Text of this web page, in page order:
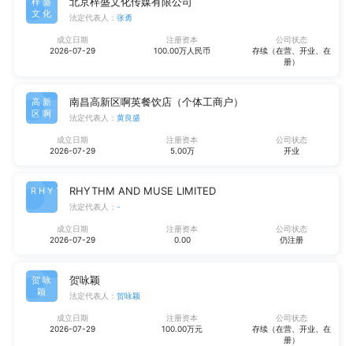
文化
法定代表人： 张勇
成立日期
2026-07-29
注册资本
100.00万人民币
公司状态
存续（在营、开业、在
册）
高新
区啊
南昌高新区啊英餐饮店（个体工商户）
法定代表人： 黄良盛
成立日期
2026-07-29
注册资本
5.00万
公司状态
开业
RHYT RHYTHM AND MUSE LIMITED
法定代表人： -
成立日期
2026-07-29
注册资本
0.00
公司状态
仍注册
贺咏
颖
贺咏颖
法定代表人： 贺咏颖
成立日期
2026-07-29
注册资本
100.00万元
公司状态
存续（在营、开业、在
册）